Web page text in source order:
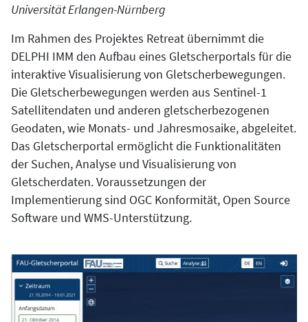
Universität Erlangen-Nürnberg
Im Rahmen des Projektes Retreat übernimmt die
DELPHI IMM den Aufbau eines Gletscherportals für die
interaktive Visualisierung von Gletscherbewegungen.
Die Gletscherbewegungen werden aus Sentinel-1
Satellitendaten und anderen gletscherbezogenen
Geodaten, wie Monats- und Jahresmosaike, abgeleitet.
Das Gletscherportal ermöglicht die Funktionalitäten
der Suchen, Analyse und Visualisierung von
Gletscherdaten. Voraussetzungen der
Implementierung sind OGC Konformität, Open Source
Software und WMS-Unterstützung.